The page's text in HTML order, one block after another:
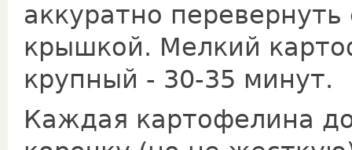
аккуратно
крышкой. Мелкий
крупный - 30-35 минут.
Каждая картофелина